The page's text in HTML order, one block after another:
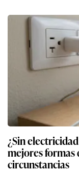
¿Sin
mejores formas
circunstancias